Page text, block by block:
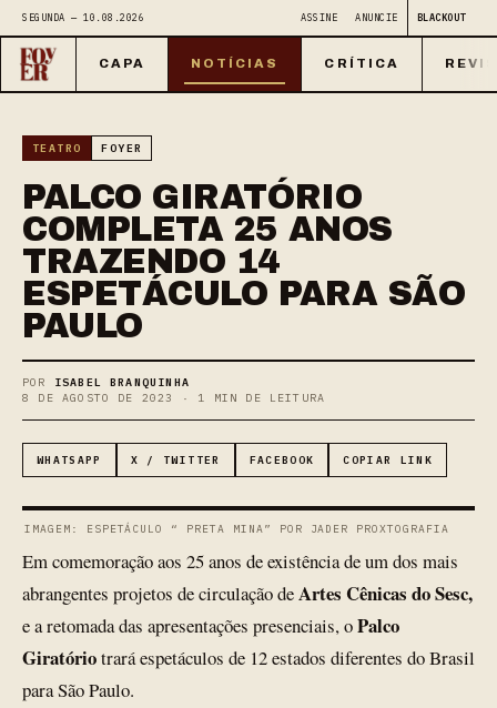
SEGUNDA — 10.08.2026 ASSINE ANUNCIE BLACKOUT
CAPA NOTÍCIAS CRÍTICA
TEATRO FOYER
PALCO GIRATÓRIO
COMPLETA 25 ANOS
TRAZENDO 14
ESPETÁCULO PARA SÃO
PAULO
POR ISABEL BRANQUINHA
8 DE AGOSTO DE 2023 · 1 MIN DE LEITURA
WHATSAPP X / TWITTER FACEBOOK COPIAR LINK
IMAGEM: ESPETÁCULO “ PRETA MINA” POR JADER PROXTOGRAFIA
Em comemoração aos 25 anos de existência de um dos mais
abrangentes projetos de circulação deArtes Cênicas do Sesc,
e a retomada das apresentações presenciais, oPalco
Giratóriotrará espetáculos de 12 estados diferentes do Brasil
para São Paulo.